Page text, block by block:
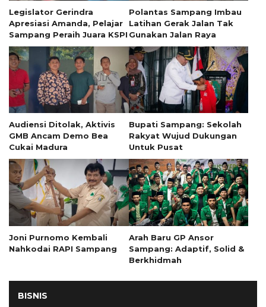
Legislator Gerindra
Apresiasi Amanda, Pelajar
Sampang Peraih Juara KSPI
Polantas Sampang Imbau
Latihan Gerak Jalan Tak
Gunakan Jalan Raya
Audiensi Ditolak, Aktivis
GMB Ancam Demo Bea
Cukai Madura
Bupati Sampang: Sekolah
Rakyat Wujud Dukungan
Untuk Pusat
Joni Purnomo Kembali
Nahkodai RAPI Sampang
Arah Baru GP Ansor
Sampang: Adaptif, Solid &
Berkhidmah
BISNIS